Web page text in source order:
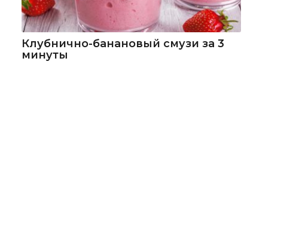
Клубнично-банановый смузи за 3
минуты